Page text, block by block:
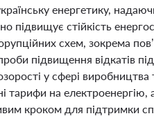
енергетику,
стійкість
схем, зокрема
підвищення відкатів
у сфері виробництва
на електроенергію,
кроком для підтримки